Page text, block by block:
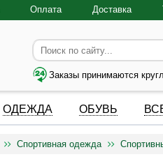
Оплата Доставка
Заказы принимаются
ОДЕЖДА ОБУВЬ
Спортивная одежда